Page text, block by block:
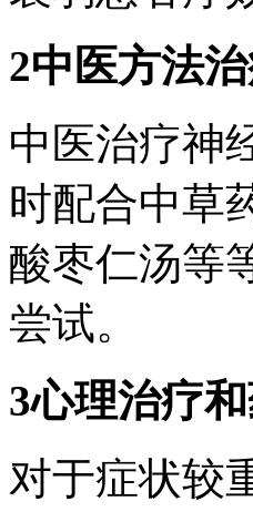
2中医方法
中医治疗神
时配合中草
酸枣仁汤等
尝试。
3心理治疗
对于症状较